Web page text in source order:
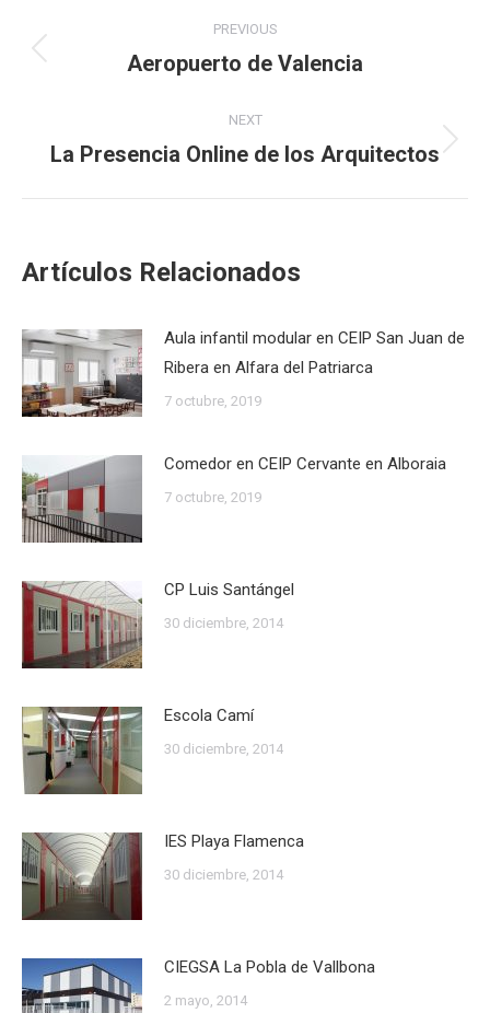
navigation
PREVIOUS
Previous
Aeropuerto de Valencia
NEXT
Next
La Presencia Online de los Arquitectos
Artículos Relacionados
Aula infantil modular en CEIP San Juan de
Ribera en Alfara del Patriarca
7 octubre, 2019
Comedor en CEIP Cervante en Alboraia
7 octubre, 2019
CP Luis Santángel
30 diciembre, 2014
Escola Camí
30 diciembre, 2014
IES Playa Flamenca
30 diciembre, 2014
CIEGSA La Pobla de Vallbona
2 mayo, 2014